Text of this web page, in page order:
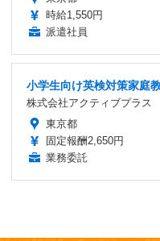
時給1,550円
派遣社員
小学生向け英検対策家庭
株式会社アクティブプラス
東京都
固定報酬2,650円
業務委託